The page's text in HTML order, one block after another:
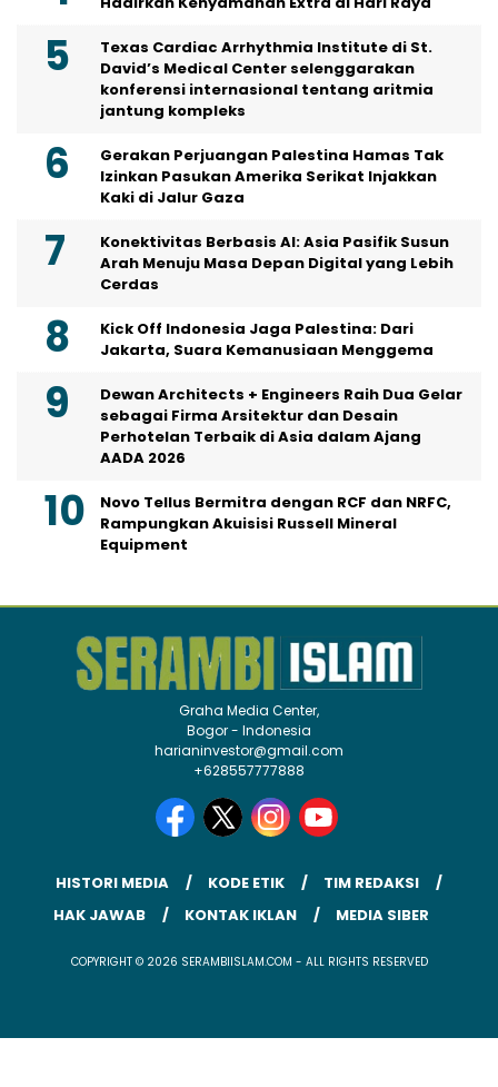
Texas Cardiac Arrhythmia Institute di St.
David’s Medical Center selenggarakan
konferensi internasional tentang aritmia
jantung kompleks
Gerakan Perjuangan Palestina Hamas Tak
Izinkan Pasukan Amerika Serikat Injakkan
Kaki di Jalur Gaza
Konektivitas Berbasis AI: Asia Pasifik Susun
Arah Menuju Masa Depan Digital yang Lebih
Cerdas
Kick Off Indonesia Jaga Palestina: Dari
Jakarta, Suara Kemanusiaan Menggema
Dewan Architects + Engineers Raih Dua Gelar
sebagai Firma Arsitektur dan Desain
Perhotelan Terbaik di Asia dalam Ajang
AADA 2026
Novo Tellus Bermitra dengan RCF dan NRFC,
Rampungkan Akuisisi Russell Mineral
Equipment
Graha Media Center,
Bogor - Indonesia
harianinvestor@gmail.com
+628557777888
HISTORI MEDIA KODE ETIK
TIM REDAKSI
HAK JAWAB
KONTAK IKLAN MEDIA SIBER
COPYRIGHT © 2026 SERAMBIISLAM.COM - ALL RIGHTS RESERVED